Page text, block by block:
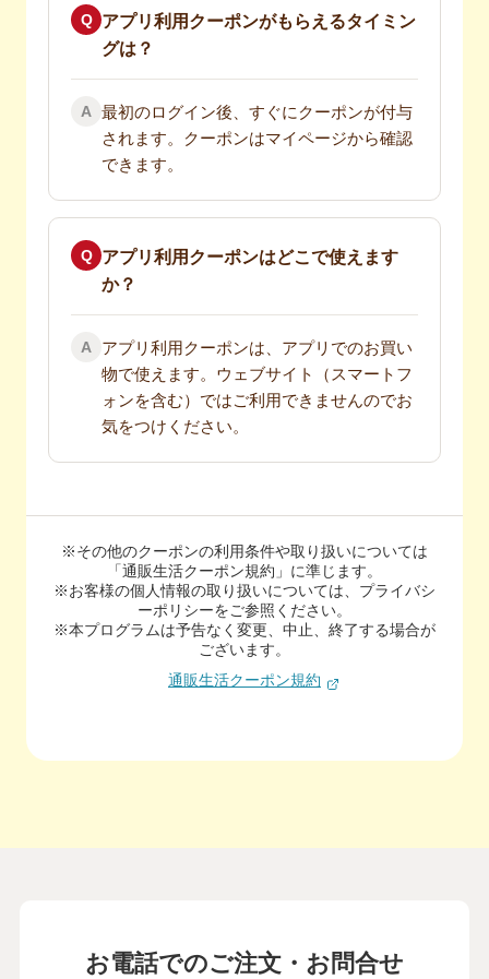
Q アプリ利用クーポンがもらえるタイミン
グは？
A 最初のログイン後、すぐにクーポンが付与
されます。クーポンはマイページから確認
できます。
Q アプリ利用クーポンはどこで使えます
か？
A
アプリ利用クーポンは、アプリでのお買い
物で使えます。ウェブサイト（スマートフ
ォンを含む）ではご利用できませんのでお
気をつけください。
※その他のクーポンの利用条件や取り扱いについては
「通販生活クーポン規約」に準じます。
※お客様の個人情報の取り扱いについては、プライバシ
ーポリシーをご参照ください。
※本プログラムは予告なく変更、中止、終了する場合が
ございます。
通販生活クーポン規約
お電話でのご注文・お問合せ